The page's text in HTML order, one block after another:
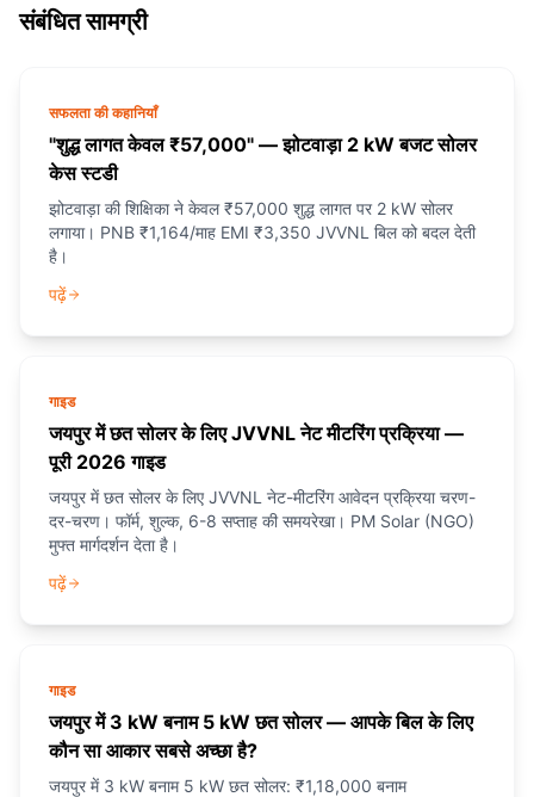
संबंधित सामग्री
सफलता की कहानियाँ
"शुद्ध लागत केवल ₹57,000" — झोटवाड़ा 2 kW बजट सोलर
केस स्टडी
झोटवाड़ा की शिक्षिका ने केवल ₹57,000 शुद्ध लागत पर 2 kW सोलर
लगाया। PNB ₹1,164/माह EMI ₹3,350 JVVNL बिल को बदल देती
है।
पढ़ें
गाइड
जयपुर में छत सोलर के लिए JVVNL नेट मीटरिंग प्रक्रिया —
पूरी 2026 गाइड
जयपुर में छत सोलर के लिए JVVNL नेट-मीटरिंग आवेदन प्रक्रिया चरण-
दर-चरण। फॉर्म, शुल्क, 6-8 सप्ताह की समयरेखा। PM Solar (NGO)
मुफ्त मार्गदर्शन देता है।
पढ़ें
गाइड
जयपुर में 3 kW बनाम 5 kW छत सोलर — आपके बिल के लिए
कौन सा आकार सबसे अच्छा है?
जयपुर में 3 kW बनाम 5 kW छत सोलर: ₹1,18,000 बनाम